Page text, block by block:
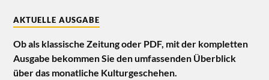
AKTUELLE AUSGABE
Ob als klassische Zeitung oder PDF, mit der kompletten
Ausgabe bekommen Sie den umfassenden Überblick
über das monatliche Kulturgeschehen.